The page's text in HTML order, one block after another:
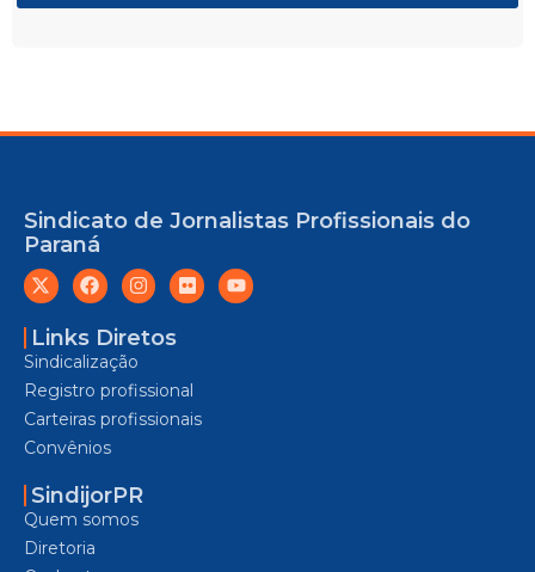
Sindicato de Jornalistas Profissionais do
Paraná
Links Diretos
Sindicalização
Registro profissional
Carteiras profissionais
Convênios
SindijorPR
Quem somos
Diretoria